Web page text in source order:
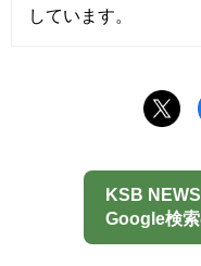
しています。
KSB
Google検